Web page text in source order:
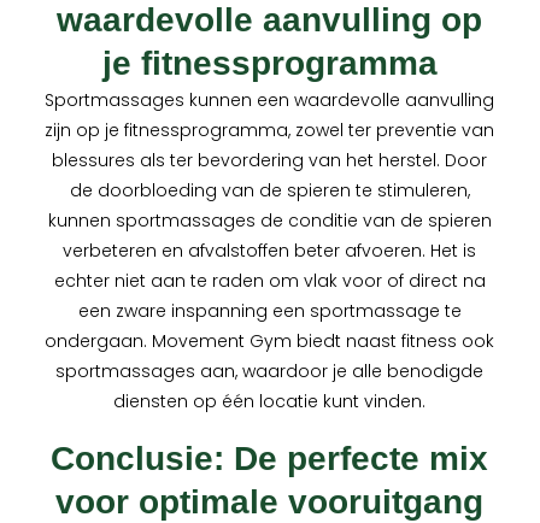
waardevolle aanvulling op
je fitnessprogramma
Sportmassages kunnen een waardevolle aanvulling
zijn op je fitnessprogramma, zowel ter preventie van
blessures als ter bevordering van het herstel. Door
de doorbloeding van de spieren te stimuleren,
kunnen sportmassages de conditie van de spieren
verbeteren en afvalstoffen beter afvoeren. Het is
echter niet aan te raden om vlak voor of direct na
een zware inspanning een sportmassage te
ondergaan. Movement Gym biedt naast fitness ook
sportmassages aan, waardoor je alle benodigde
diensten op één locatie kunt vinden.
Conclusie: De perfecte mix
voor optimale vooruitgang